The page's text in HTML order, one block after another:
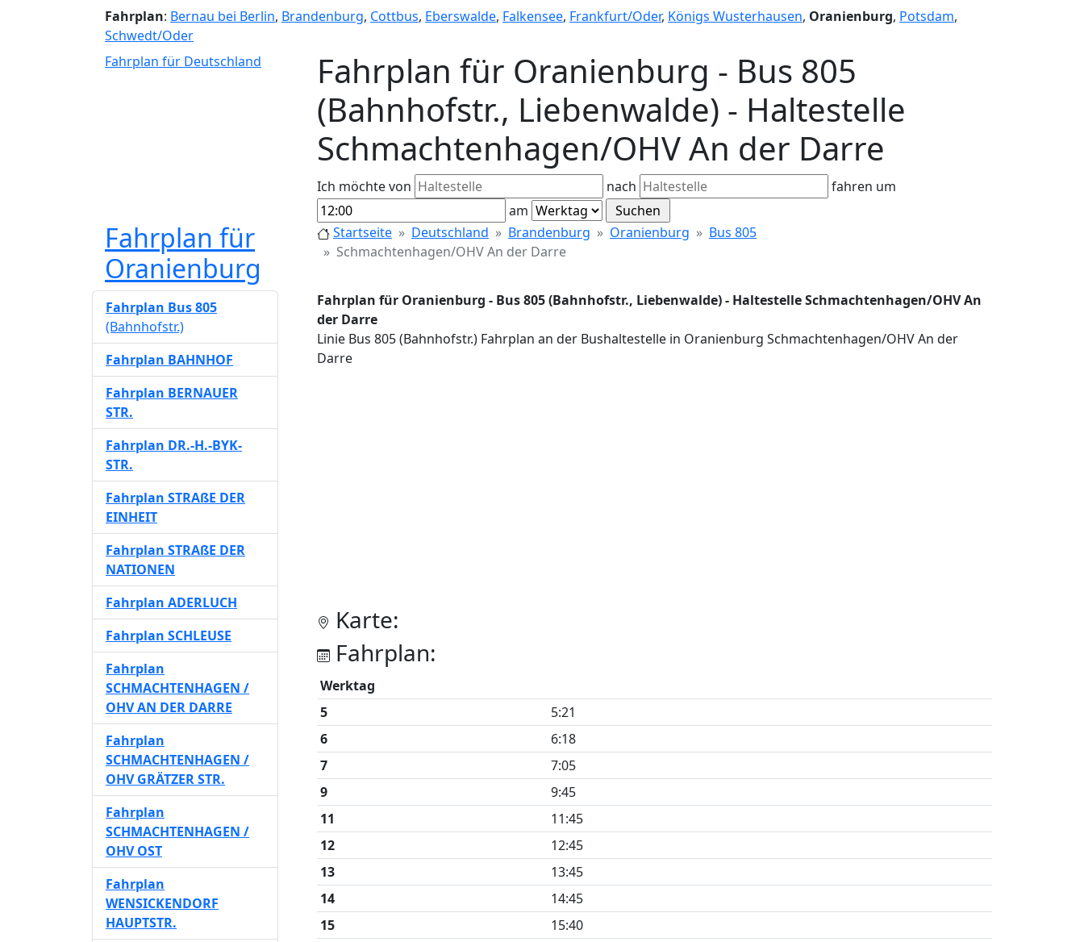
Fahrplan: Bernau bei Berlin, Brandenburg, Cottbus, Eberswalde, Falkensee, Frankfurt/Oder, Königs Wusterhausen, Oranienburg, Potsdam,
Schwedt/Oder
Fahrplan für Deutschland
Fahrplan für Oranienburg - Bus 805
(Bahnhofstr., Liebenwalde) - Haltestelle
Schmachtenhagen/OHV An der Darre
Ich möchte von nach
fahren um
am
Fahrplan für
Oranienburg
Startseite Deutschland Brandenburg Oranienburg
Bus 805
Schmachtenhagen/OHV An der Darre
Fahrplan für Oranienburg - Bus 805 (Bahnhofstr., Liebenwalde) - Haltestelle Schmachtenhagen/OHV An
der Darre
Linie Bus 805 (Bahnhofstr.) Fahrplan an der Bushaltestelle in Oranienburg Schmachtenhagen/OHV An der
Darre
Karte:
Fahrplan:
Werktag
5
5:21
6
6:18
7
7:05
9
9:45
11
11:45
12
12:45
13
13:45
14
14:45
15
15:40
Fahrplan Bus 805
(Bahnhofstr.)
Fahrplan BAHNHOF
Fahrplan BERNAUER
STR.
Fahrplan DR.-H.-BYK-
STR.
Fahrplan STRAßE DER
EINHEIT
Fahrplan STRAßE DER
NATIONEN
Fahrplan ADERLUCH
Fahrplan SCHLEUSE
Fahrplan
SCHMACHTENHAGEN /
OHV AN DER DARRE
Fahrplan
SCHMACHTENHAGEN /
OHV GRÄTZER STR.
Fahrplan
SCHMACHTENHAGEN /
OHV OST
Fahrplan
WENSICKENDORF
HAUPTSTR.